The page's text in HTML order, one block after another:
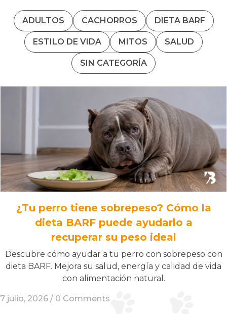
ADULTOS CACHORROS DIETA BARF
ESTILO DE VIDA MITOS SALUD
SIN CATEGORÍA
¿Tu perro tiene sobrepeso? Cómo la
dieta BARF puede ayudarlo a
recuperar su peso ideal
Descubre cómo ayudar a tu perro con sobrepeso con
dieta BARF. Mejora su salud, energía y calidad de vida
con alimentación natural.
7 julio, 2026 / 0 Comments